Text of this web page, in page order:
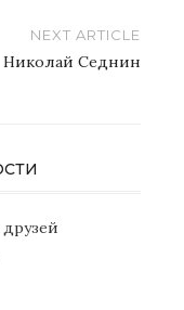
NEXT ARTICLE
Николай Седнин